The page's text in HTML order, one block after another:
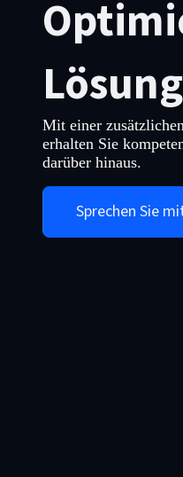
Mit einer zusätzlichen
erhalten Sie
darüber hinaus.
Sprechen Sie